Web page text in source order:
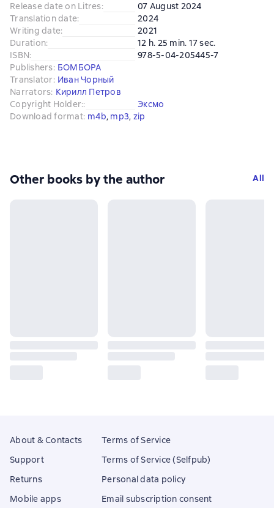
Release date on Litres:
07 August 2024
Translation date:
2024
Writing date:
2021
Duration:
12 h. 25 min. 17 sec.
ISBN:
978-5-04-205445-7
Publishers: БОМБОРА
Translator: Иван Чорный
Narrators: Кирилл Петров
Copyright Holder::
Эксмо
Download format: m4b, mp3, zip
Other books by the author All
About & Contacts
Support
Returns
Mobile apps
Terms of Service
Terms of Service (Selfpub)
Personal data policy
Email subscription consent